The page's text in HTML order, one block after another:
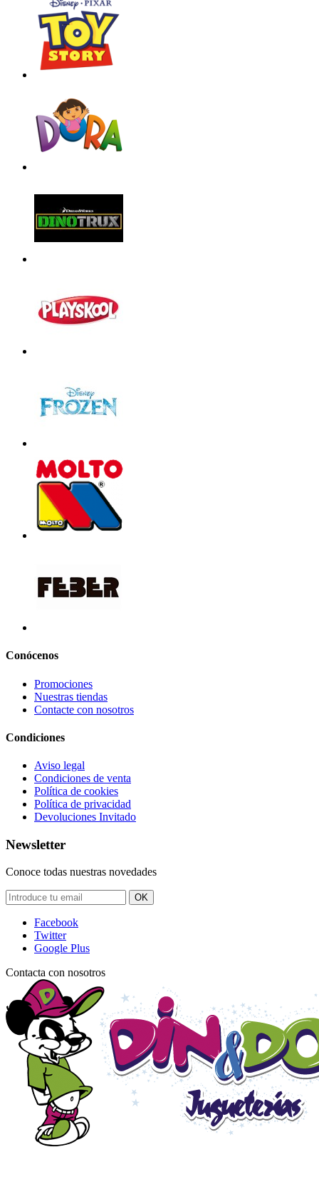
Conócenos
Promociones
Nuestras tiendas
Contacte con nosotros
Condiciones
Aviso legal
Condiciones de venta
Política de cookies
Política de privacidad
Devoluciones Invitado
Newsletter
Conoce todas nuestras novedades
OK
Facebook
Twitter
Google Plus
Contacta con nosotros